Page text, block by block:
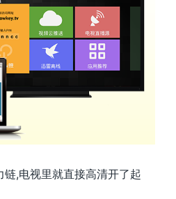
,电视里就直接高清开了起